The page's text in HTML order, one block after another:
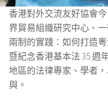
香港對外交流友好協會
界貿易組織研究中心、
兩制的實踐：如何打造
暨紀念香港基本法 35 週
地區的法律專家、學者
與。